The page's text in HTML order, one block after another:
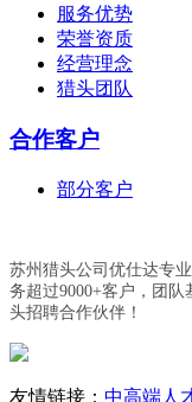
服务优势
荣誉资质
经营理念
猎头团队
合作客户
部分客户
苏州猎头公司优仕达专
务超过9000+客户，团
头招聘合作伙伴！
友情链接： 中高端人